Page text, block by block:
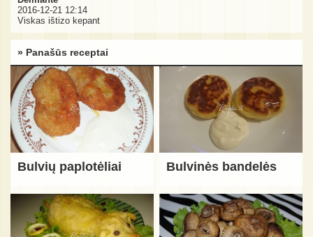
2016-12-21 12:14
Viskas ištizo kepant
» Panašūs receptai
Bulvių paplotėliai Bulvinės bandelės